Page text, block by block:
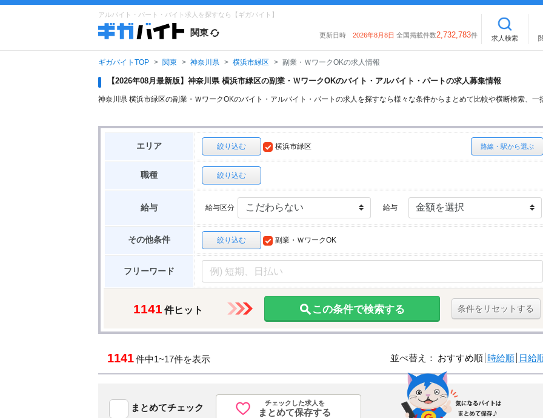
アルバイト・パート・バイト求人を探すなら【ギガバイト】
関東 更新日時 2026年8月8日 全国掲載件数2,732,783件 求人検索
ギガバイトTOP 関東 神奈川県 横浜市緑区 副業・ＷワークOKの求人情報
【2026年08月最新版】神奈川県 横浜市緑区の副業・ＷワークOKのバイト・アルバイト・パートの求人募集情報
神奈川県 横浜市緑区の副業・ＷワークOKのバイト・アルバイト・パートの求人を探すなら様々な条件からまとめて比較や横断検索、一
エリア 絞り込む 路線・駅から選ぶ
横浜市緑区
職種 絞り込む
給与 給与区分 給与
その他条件 絞り込む 副業・ＷワークOK
フリーワード
1141 件ヒット この条件で検索する 条件をリセットする
1141件中1~17件を表示 並べ替え： おすすめ順 時給順 日給
まとめてチェック チェックした求人を
まとめて保存する